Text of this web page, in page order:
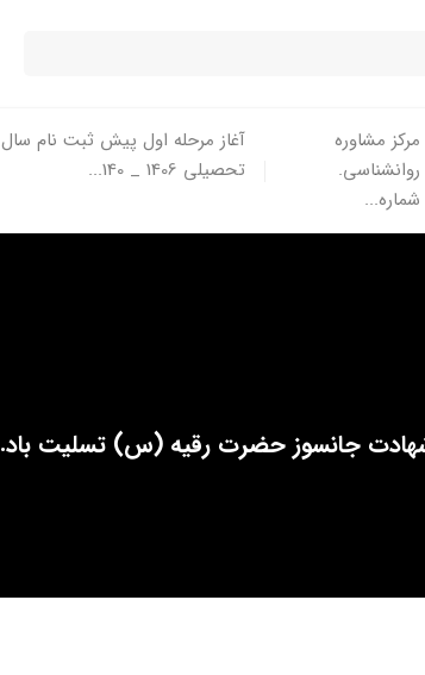
مرکز مشاوره
روانشناسی.
شماره...
آغاز مرحله اول پیش ثبت نام سال
تحصیلی 1406 _ 140...
جانسوز حضرت رقیه (س) تسلیت باد.